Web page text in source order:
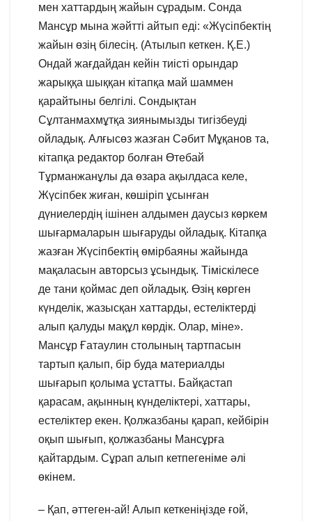
мен хаттардың жайын сұрадым. Сонда
Мансұр мына жәйтті айтып еді: «Жүсіпбектің
жайын өзің білесің. (Атылып кеткен. Қ.Е.)
Ондай жағдайдан кейін тиісті орындар
жарыққа шыққан кітапқа май шаммен
қарайтыны белгілі. Сондықтан
Сұлтанмахмұтқа зиянымызды тигізбеуді
ойладық. Алғысөз жазған Сәбит Мұқанов та,
кітапқа редактор болған Өтебай
Тұрманжанұлы да өзара ақылдаса келе,
Жүсіпбек жиған, көшіріп ұсынған
дүниелердің ішінен алдымен даусыз көркем
шығармаларын шығаруды ойладық. Кітапқа
жазған Жүсіпбектің өмірбаяны жайында
мақаласын авторсыз ұсындық. Тіміскілесе
де тани қоймас деп ойладық. Өзің көрген
күнделік, жазысқан хаттарды, естеліктерді
алып қалуды мақұл көрдік. Олар, міне».
Мансұр Ғатаулин столының тартпасын
тартып қалып, бір буда материалды
шығарып қолыма ұстатты. Байқастап
қарасам, ақынның күнделіктері, хаттары,
естеліктер екен. Қолжазбаны қарап, кейбірін
оқып шығып, қолжазбаны Мансұрға
қайтардым. Сұрап алып кетпегеніме әлі
өкінем.
– Қап, әттеген-ай! Алып кеткеніңізде ғой,